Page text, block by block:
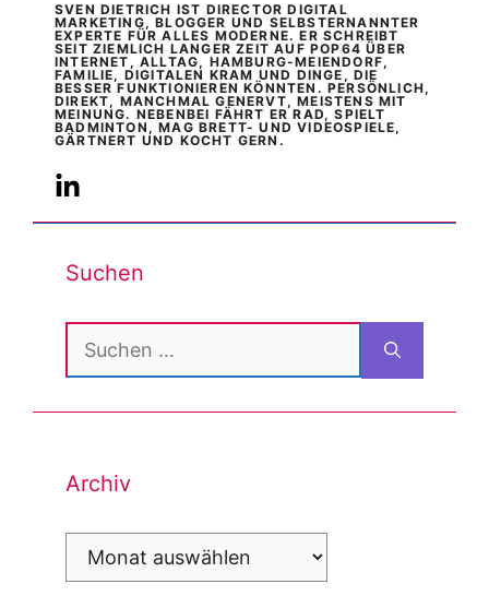
SVEN DIETRICH IST DIRECTOR DIGITAL
MARKETING, BLOGGER UND SELBSTERNANNTER
EXPERTE FÜR ALLES MODERNE. ER SCHREIBT
SEIT ZIEMLICH LANGER ZEIT AUF POP64 ÜBER
INTERNET, ALLTAG, HAMBURG-MEIENDORF,
FAMILIE, DIGITALEN KRAM UND DINGE, DIE
BESSER FUNKTIONIEREN KÖNNTEN. PERSÖNLICH,
DIREKT, MANCHMAL GENERVT, MEISTENS MIT
MEINUNG. NEBENBEI FÄHRT ER RAD, SPIELT
BADMINTON, MAG BRETT- UND VIDEOSPIELE,
GÄRTNERT UND KOCHT GERN.
Suchen
Suchen
nach:
Archiv
Archiv